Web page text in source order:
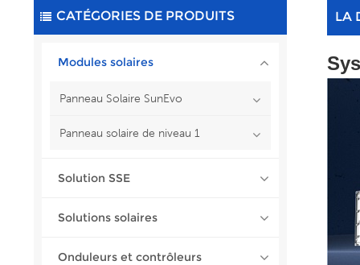
CATÉGORIES DE PRODUITS
Modules solaires
Panneau Solaire SunEvo
Panneau solaire de niveau 1
Solution SSE
Solutions solaires
Onduleurs et contrôleurs
LA